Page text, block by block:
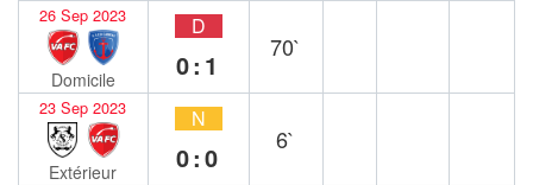
26 Sep 2023
Domicile
D
0:1
70`
23 Sep 2023
Extérieur
N
0:0
6`